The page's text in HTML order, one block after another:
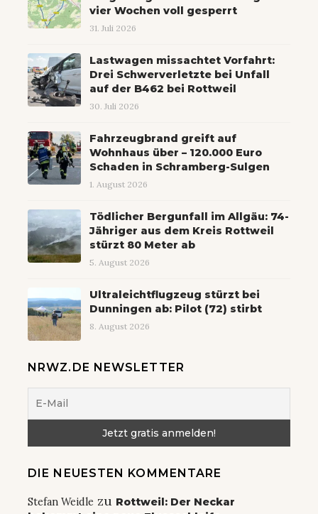
vier Wochen voll gesperrt
31. Juli 2026
Lastwagen missachtet Vorfahrt:
Drei Schwerverletzte bei Unfall
auf der B462 bei Rottweil
30. Juli 2026
Fahrzeugbrand greift auf
Wohnhaus über – 120.000 Euro
Schaden in Schramberg-Sulgen
1. August 2026
Tödlicher Bergunfall im Allgäu: 74-
Jähriger aus dem Kreis Rottweil
stürzt 80 Meter ab
5. August 2026
Ultraleichtflugzeug stürzt bei
Dunningen ab: Pilot (72) stirbt
8. August 2026
NRWZ.DE NEWSLETTER
DIE NEUESTEN KOMMENTARE
Stefan Weidle zu Rottweil: Der Neckar